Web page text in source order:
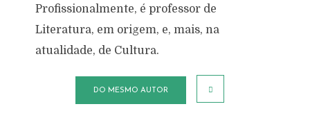
Profissionalmente, é professor de
Literatura, em origem, e, mais, na
atualidade, de Cultura.
DO MESMO AUTOR